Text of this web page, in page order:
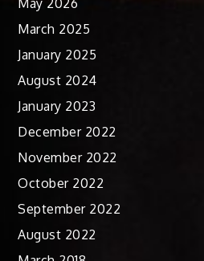
May 2026
March 2025
January 2025
August 2024
January 2023
December 2022
November 2022
October 2022
September 2022
August 2022